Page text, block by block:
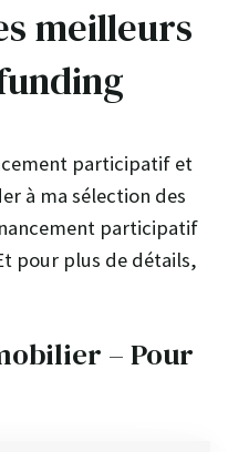
meilleurs
participatif et
à ma sélection des
participatif
pour plus de détails,
– Pour